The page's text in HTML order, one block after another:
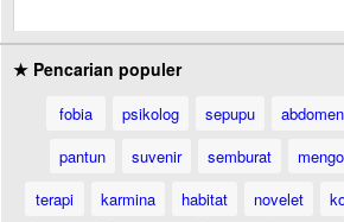
★ Pencarian populer
fobia psikolog sepupu abdomen
pantun
suvenir semburat
terapi
karmina habitat novelet